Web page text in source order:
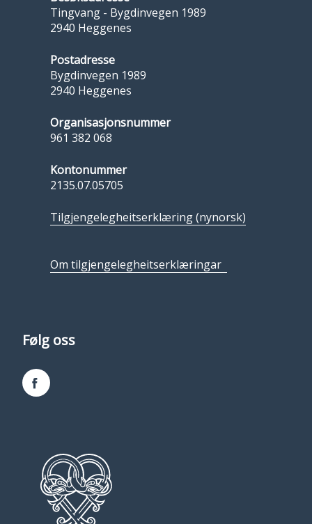
Tingvang - Bygdinvegen 1989
2940 Heggenes
Postadresse
Bygdinvegen 1989
2940 Heggenes
Organisasjonsnummer
961 382 068
Kontonummer
2135.07.05705
Tilgjengelegheitserklæring (nynorsk)
Om tilgjengelegheitserklæringar
Følg oss
Facebook